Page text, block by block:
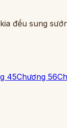
đều sung
45Chương 56